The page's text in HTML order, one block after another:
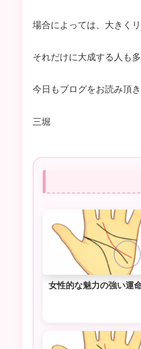
場合によっては、大きく
それだけに大成する人も多
今日もブログをお読み頂
三堀
女性的な魅力の強い運